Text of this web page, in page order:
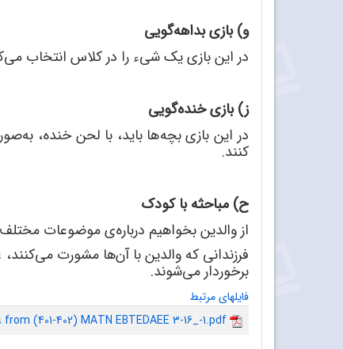
و) بازی بداههگویی
در این بازی یک شیء را در کلاس انتخاب می
ز) بازی خندهگویی
در این بازی بچهها باید، با لحن خنده، به
کنند.
ح) مباحثه با کودک
از والدین بخواهیم دربارهی موضوعات مختلف
فرزندانی که والدین با آنها مشورت می
برخوردار میشوند.
فایلهای مرتبط
(401-402) MATN EBTEDAEE 3-16_-1.pdf